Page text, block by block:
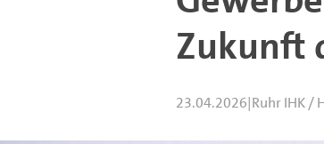
Zukunft
23.04.2026|Ruhr IHK /